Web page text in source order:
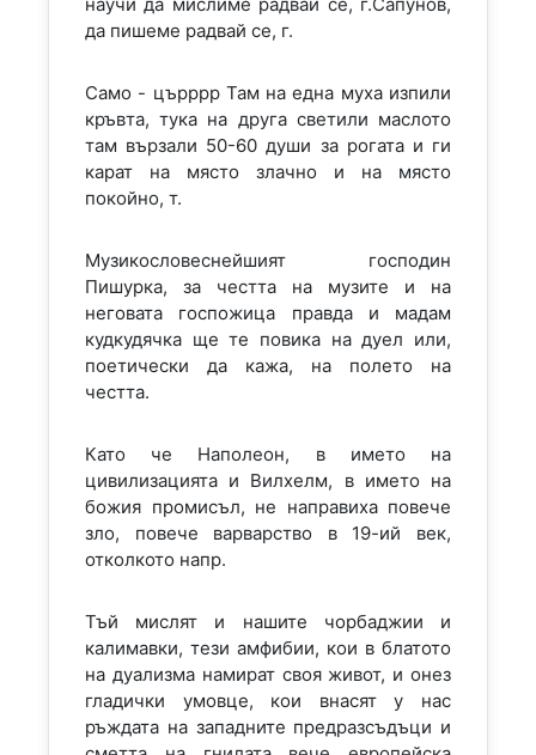
да пишеме радвай се, г.
Само - църррр Там на една муха изпили
кръвта, тука на друга светили маслото
там вързали 50-60 души за рогата и ги
карат на място злачно и на място
покойно, т.
Музикословеснейшият господин
Пишурка, за честта на музите и на
неговата госпожица правда и мадам
кудкудячка ще те повика на дуел или,
поетически да кажа, на полето на
честта.
Като че Наполеон, в името на
цивилизацията и Вилхелм, в името на
божия промисъл, не направиха повече
зло, повече варварство в 19-ий век,
отколкото напр.
Тъй мислят и нашите чорбаджии и
калимавки, тези амфибии, кои в блатото
на дуализма намират своя живот, и онез
гладички умовце, кои внасят у нас
ръждата на западните предразсъдъци и